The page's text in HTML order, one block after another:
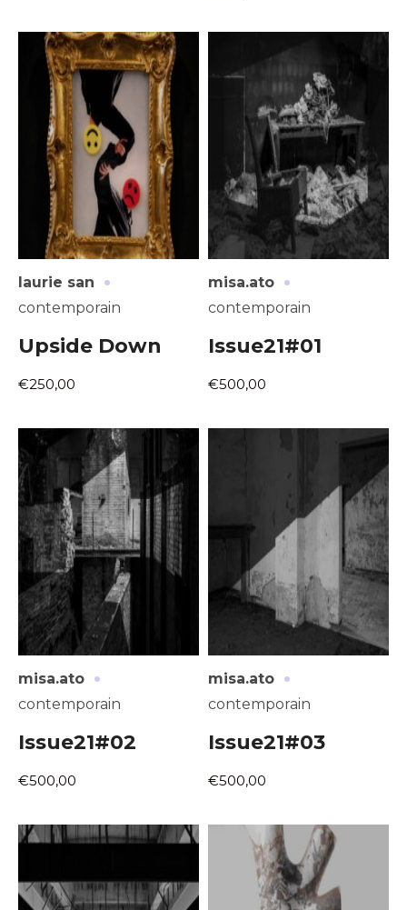
laurie san ·
contemporain
Upside Down
€250,00
misa.ato ·
contemporain
Issue21#01
€500,00
misa.ato ·
contemporain
Issue21#02
€500,00
misa.ato ·
contemporain
Issue21#03
€500,00